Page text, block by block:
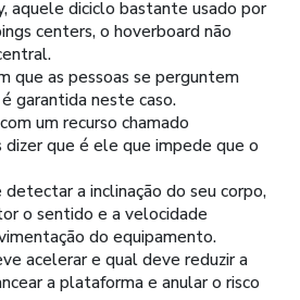
aquele diciclo bastante usado por
centers, o hoverboard não
que as pessoas se perguntem
garantida neste caso.
um recurso chamado
dizer que é ele que impede que o
a inclinação do seu corpo,
o sentido e a velocidade
do equipamento.
acelerar e qual deve reduzir a
a plataforma e anular o risco